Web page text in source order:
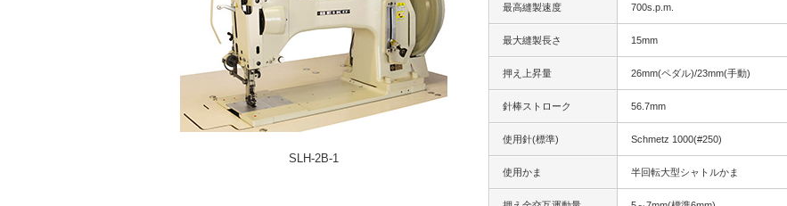
SLH-2B-1
最高縫製速度 700s.p.m.
最大縫製長さ 15mm
押え上昇量 26mm(ペダル)/23mm(手動)
針棒ストローク 56.7mm
使用針(標準) Schmetz 1000(#250)
使用かま 半回転大型シャトルかま